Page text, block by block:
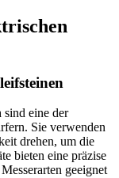
sind eine der
Sie verwenden
drehen, um die
bieten eine präzise
geeignet